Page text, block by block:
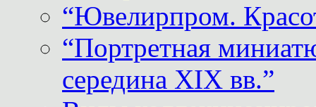
“Ювелирпром.
“Портретная
середина XIX вв.”